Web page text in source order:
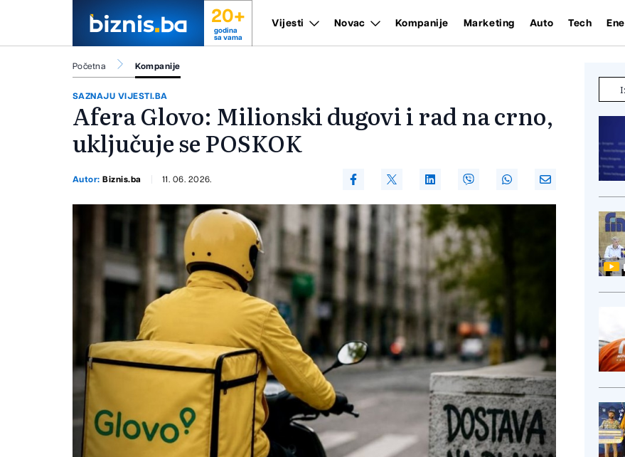
20+
godina
sa vama
Vijesti Novac Kompanije Marketing Auto Tech
Početna Kompanije
SAZNAJU VIJESTI.BA
Afera Glovo: Milionski dugovi i rad na crno,
uključuje se POSKOK
Autor:Biznis.ba 11. 06. 2026.